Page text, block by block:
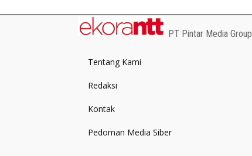
PT Pintar Media Group
Tentang Kami
Redaksi
Kontak
Pedoman Media Siber